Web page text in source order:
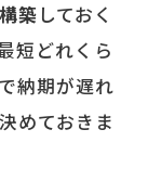
築 しておく
短どれくら
納期が遅れ
めておきま